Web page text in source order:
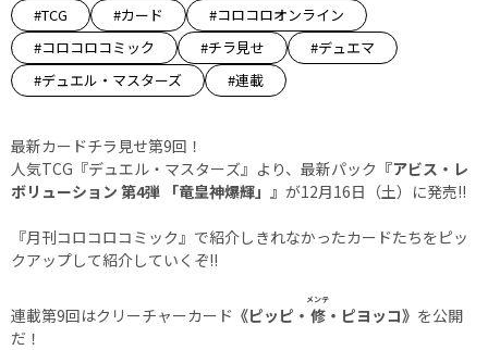
#TCG #カード
#コロコロオンライン
#コロコロコミック
#チラ見せ
#デュエマ
#デュエル・マスターズ
#連載
最新カードチラ見せ第9回！
人気TCG『デュエル・マスターズ』より、最新パック 『アビス・レ
ボリューション 第4弾 「竜皇神爆輝」』 が12月16日（土）に発売!!
『月刊コロコロコミック』で紹介しきれなかったカードたちをピッ
クアップして紹介していくぞ!!
連載第9回はクリーチャーカード 《ピッピ・ 修
メンテ
・ピヨッコ》 を公開
だ！